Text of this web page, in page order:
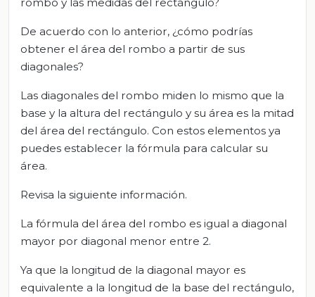
De acuerdo con lo anterior, ¿cómo podrías
obtener el área del rombo a partir de sus
diagonales?
Las diagonales del rombo miden lo mismo que la
base y la altura del rectángulo y su área es la mitad
del área del rectángulo. Con estos elementos ya
puedes establecer la fórmula para calcular su
área.
Revisa la siguiente información.
La fórmula del área del rombo es igual a diagonal
mayor por diagonal menor entre 2.
Ya que la longitud de la diagonal mayor es
equivalente a la longitud de la base del rectángulo,